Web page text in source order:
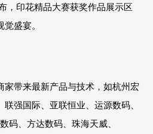
印花精品大赛获奖作品展示区
盛宴。
带来最新产品与技术，如杭州宏
强国际、亚联恒业、运源数码、
码、方达数码、珠海天威、